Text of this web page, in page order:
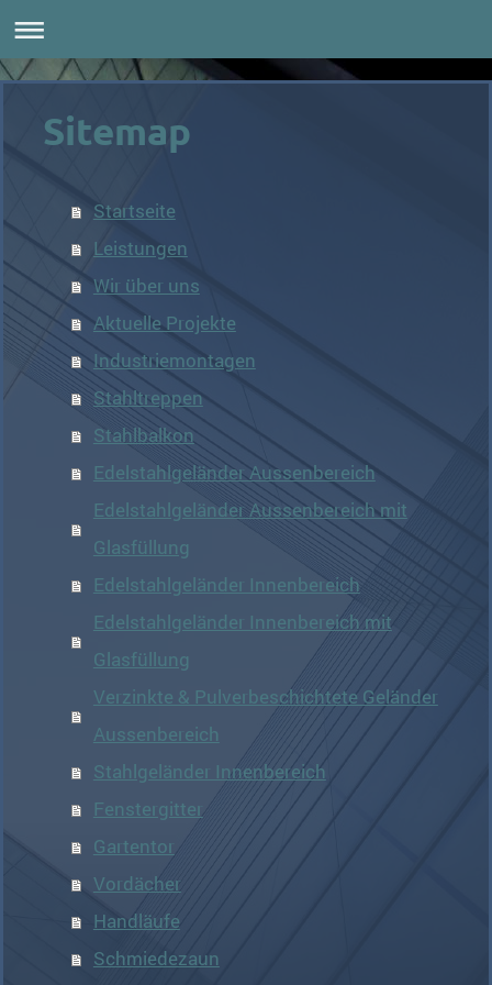
Sitemap
Startseite
Leistungen
Wir über uns
Aktuelle Projekte
Industriemontagen
Stahltreppen
Stahlbalkon
Edelstahlgeländer Aussenbereich
Edelstahlgeländer Aussenbereich mit
Glasfüllung
Edelstahlgeländer Innenbereich
Edelstahlgeländer Innenbereich mit
Glasfüllung
Verzinkte & Pulverbeschichtete Geländer
Aussenbereich
Stahlgeländer Innenbereich
Fenstergitter
Gartentor
Vordächer
Handläufe
Schmiedezaun